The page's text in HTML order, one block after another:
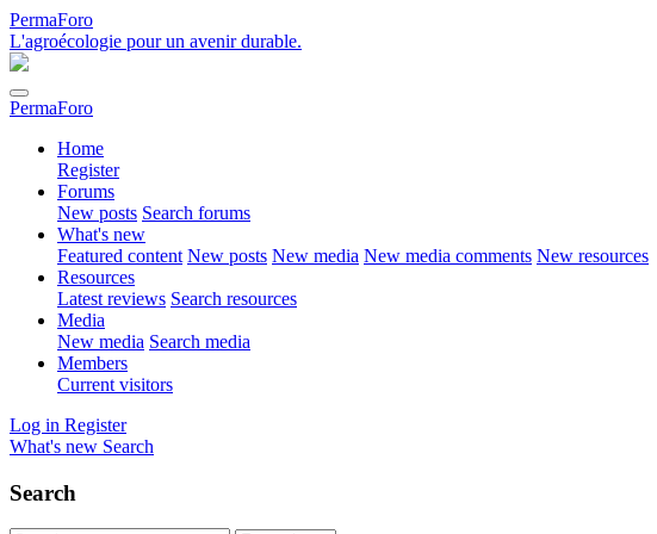
PermaForo
L'agroécologie pour un avenir durable.
PermaForo
Home
Register
Forums
New posts Search forums
What's new
Featured content New posts New media New media comments New resources
Resources
Latest reviews Search resources
Media
New media Search media
Members
Current visitors
Log in Register
What's new Search
Search